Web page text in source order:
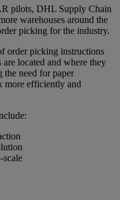
pilots, DHL Supply Chain
warehouses around the
picking for the industry.
order picking instructions
located and where they
the need for paper
more efficiently and
scale